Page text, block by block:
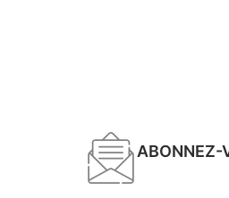
ABONNEZ-